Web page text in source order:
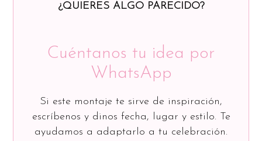
¿QUIERES ALGO PARECIDO?
Cuéntanos tu idea por
WhatsApp
Si este montaje te sirve de inspiración,
escríbenos y dinos fecha, lugar y estilo. Te
ayudamos a adaptarlo a tu celebración.